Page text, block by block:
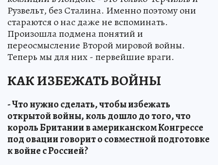
Рузвельт, без Сталина. Именно поэтому они
стараются о нас даже не вспоминать.
Произошла подмена понятий и
переосмысление Второй мировой войны.
Теперь мы для них - первейшие враги.
КАК ИЗБЕЖАТЬ ВОЙНЫ
- Что нужно сделать, чтобы избежать
открытой войны, коль дошло до того, что
король Британии в американском Конгрессе
под овации говорит о совместной подготовке
к войне с Россией?